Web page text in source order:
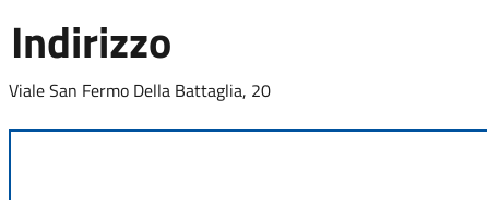
Indirizzo
Viale San Fermo Della Battaglia, 20